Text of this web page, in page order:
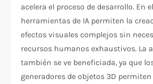
acelera el proceso de desarrollo. En
herramientas de IA permiten la
efectos visuales complejos sin
recursos humanos exhaustivos. La
también se ve beneficiada, ya que
generadores de objetos 3D